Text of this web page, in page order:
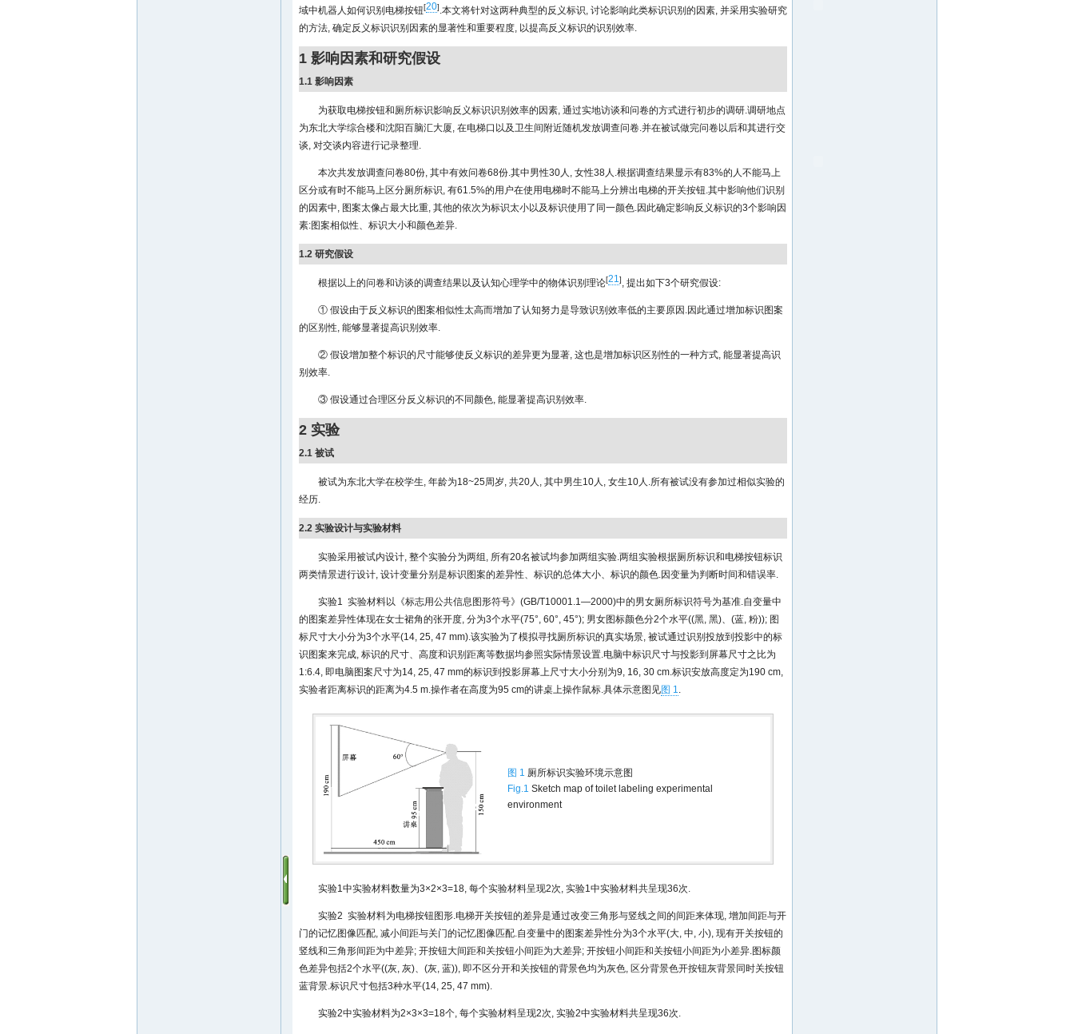
域中机器人如何识别电梯按钮[20].本文将针对这两种典型的反义标识, 讨论影响此类标识识别的因素, 并采用实验研究
的方法, 确定反义标识识别因素的显著性和重要程度, 以提高反义标识的识别效率.
1 影响因素和研究假设
1.1 影响因素
为获取电梯按钮和厕所标识影响反义标识识别效率的因素, 通过实地访谈和问卷的方式进行初步的调研.调研地点
为东北大学综合楼和沈阳百脑汇大厦, 在电梯口以及卫生间附近随机发放调查问卷.并在被试做完问卷以后和其进行交
谈, 对交谈内容进行记录整理.
本次共发放调查问卷80份, 其中有效问卷68份.其中男性30人, 女性38人.根据调查结果显示有83%的人不能马上
区分或有时不能马上区分厕所标识, 有61.5%的用户在使用电梯时不能马上分辨出电梯的开关按钮.其中影响他们识别
的因素中, 图案太像占最大比重, 其他的依次为标识太小以及标识使用了同一颜色.因此确定影响反义标识的3个影响因
素:图案相似性、标识大小和颜色差异.
1.2 研究假设
根据以上的问卷和访谈的调查结果以及认知心理学中的物体识别理论[21], 提出如下3个研究假设:
① 假设由于反义标识的图案相似性太高而增加了认知努力是导致识别效率低的主要原因.因此通过增加标识图案
的区别性, 能够显著提高识别效率.
② 假设增加整个标识的尺寸能够使反义标识的差异更为显著, 这也是增加标识区别性的一种方式, 能显著提高识
别效率.
③ 假设通过合理区分反义标识的不同颜色, 能显著提高识别效率.
2 实验
2.1 被试
被试为东北大学在校学生, 年龄为18~25周岁, 共20人, 其中男生10人, 女生10人.所有被试没有参加过相似实验的
经历.
2.2 实验设计与实验材料
实验采用被试内设计, 整个实验分为两组, 所有20名被试均参加两组实验.两组实验根据厕所标识和电梯按钮标识
两类情景进行设计, 设计变量分别是标识图案的差异性、标识的总体大小、标识的颜色.因变量为判断时间和错误率.
实验1 实验材料以《标志用公共信息图形符号》(GB/T10001.1—2000)中的男女厕所标识符号为基准.自变量中
的图案差异性体现在女士裙角的张开度, 分为3个水平(75°, 60°, 45°); 男女图标颜色分2个水平((黑, 黑)、(蓝, 粉)); 图
标尺寸大小分为3个水平(14, 25, 47 mm).该实验为了模拟寻找厕所标识的真实场景, 被试通过识别投放到投影中的标
识图案来完成, 标识的尺寸、高度和识别距离等数据均参照实际情景设置.电脑中标识尺寸与投影到屏幕尺寸之比为
1:6.4, 即电脑图案尺寸为14, 25, 47 mm的标识到投影屏幕上尺寸大小分别为9, 16, 30 cm.标识安放高度定为190 cm,
实验者距离标识的距离为4.5 m.操作者在高度为95 cm的讲桌上操作鼠标.具体示意图见图 1.
图 1 厕所标识实验环境示意图
Fig.1 Sketch map of toilet labeling experimental
environment
实验1中实验材料数量为3×2×3=18, 每个实验材料呈现2次, 实验1中实验材料共呈现36次.
实验2 实验材料为电梯按钮图形.电梯开关按钮的差异是通过改变三角形与竖线之间的间距来体现, 增加间距与开
门的记忆图像匹配, 减小间距与关门的记忆图像匹配.自变量中的图案差异性分为3个水平(大, 中, 小), 现有开关按钮的
竖线和三角形间距为中差异; 开按钮大间距和关按钮小间距为大差异; 开按钮小间距和关按钮小间距为小差异.图标颜
色差异包括2个水平((灰, 灰)、(灰, 蓝)), 即不区分开和关按钮的背景色均为灰色, 区分背景色开按钮灰背景同时关按钮
蓝背景.标识尺寸包括3种水平(14, 25, 47 mm).
实验2中实验材料为2×3×3=18个, 每个实验材料呈现2次, 实验2中实验材料共呈现36次.